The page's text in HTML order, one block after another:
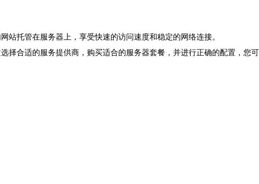
站托管在服务器上，享受快速的访问速度和稳定的网络连接。
择合适的服务提供商，购买适合的服务器套餐，并进行正确的配置，您